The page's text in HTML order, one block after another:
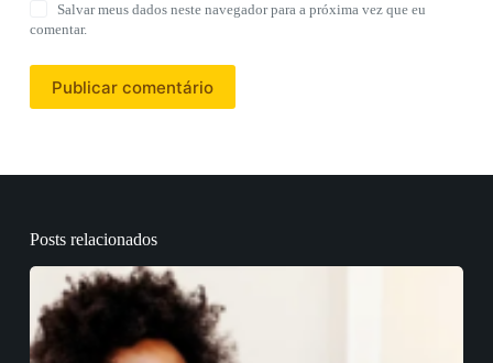
Salvar meus dados neste navegador para a próxima vez que eu
comentar.
Publicar comentário
Posts relacionados